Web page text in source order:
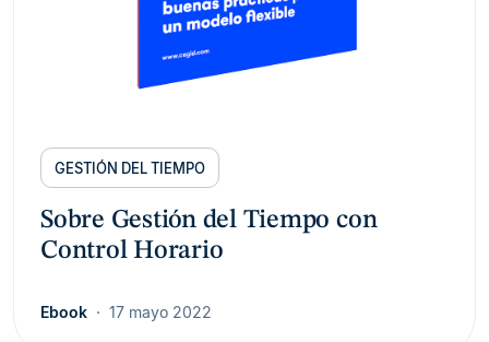
GESTIÓN DEL TIEMPO
Sobre Gestión del Tiempo con
Control Horario
Ebook 17 mayo 2022